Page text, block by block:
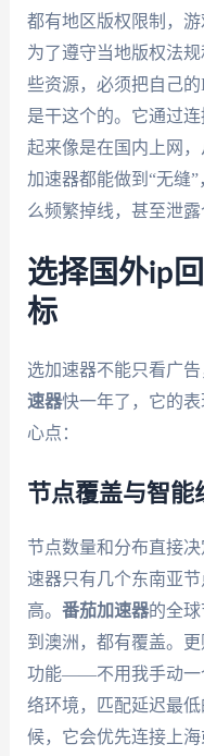
都有地区版权限制，
为了遵守当地版权法
些资源，必须把自己
是干这个的。它通过
起来像是在国内上网
加速器都能做到“无缝
么频繁掉线，甚至泄露
选择国外ip
标
选加速器不能只看广
速器快一年了，它的
心点：
节点覆盖与智能
节点数量和分布直接
速器只有几个东南亚
高。 番茄加速器的全
到澳洲，都有覆盖。
功能——不用我手动一
络环境，匹配延迟最
候，它会优先连接上